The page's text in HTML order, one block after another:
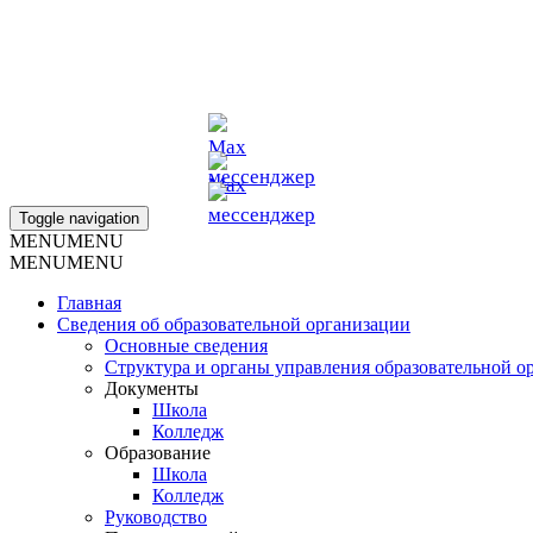
Toggle navigation
MENUMENU
MENUMENU
Главная
Сведения об образовательной организации
Основные сведения
Структура и органы управления образовательной
Документы
Школа
Колледж
Образование
Школа
Колледж
Руководство